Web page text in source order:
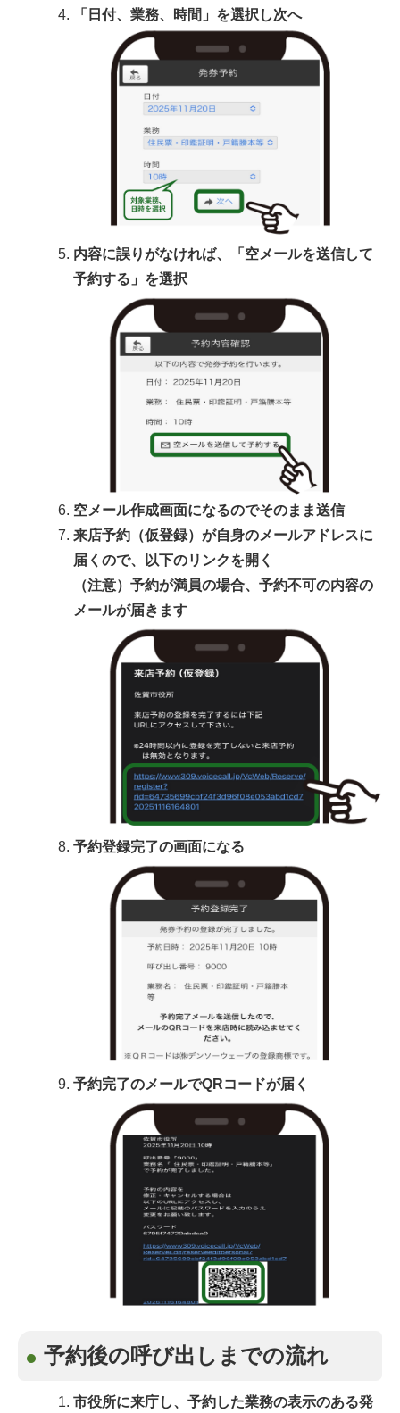
「日付、業務、時間」を選択し次へ
内容に誤りがなければ、「空メールを送信して
予約する」を選択
空メール作成画面になるのでそのまま送信
来店予約（仮登録）が自身のメールアドレスに
届くので、以下のリンクを開く
（注意）予約が満員の場合、予約不可の内容の
メールが届きます
予約登録完了の画面になる
予約完了のメールでQRコードが届く
予約後の呼び出しまでの流れ
市役所に来庁し、予約した業務の表示のある発